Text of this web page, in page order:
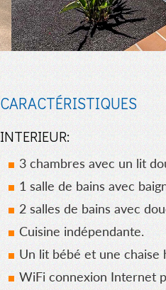
CARACTÉRISTIQUES
INTERIEUR:
3 chambres avec un lit
1 salle de bains avec
2 salles de bains avec
Cuisine indépendante.
Un lit bébé et une chaise
WiFi connexion Internet